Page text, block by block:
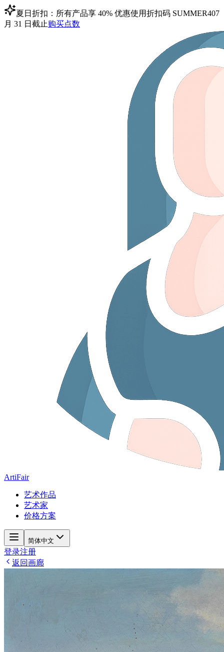
夏日折扣：所有产品享 40% 优惠使用折扣码 SUMMER407
月 31 日截止购买点数
ArtiFair
艺术作品
艺术家
价格方案
简体中文
登录注册
返回画廊